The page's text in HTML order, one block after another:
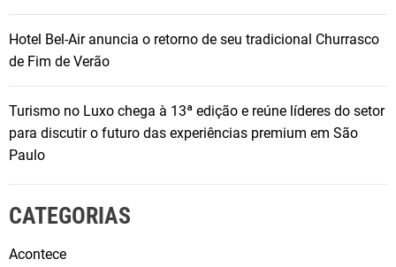
Hotel Bel-Air anuncia o retorno de seu tradicional Churrasco
de Fim de Verão
Turismo no Luxo chega à 13ª edição e reúne líderes do setor
para discutir o futuro das experiências premium em São
Paulo
CATEGORIAS
Acontece